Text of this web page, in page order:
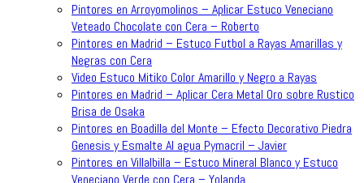
Pintores en Arroyomolinos – Aplicar Estuco Veneciano
Veteado Chocolate con Cera – Roberto
Pintores en Madrid – Estuco Futbol a Rayas Amarillas y
Negras con Cera
Video Estuco Mitiko Color Amarillo y Negro a Rayas
Pintores en Madrid – Aplicar Cera Metal Oro sobre Rustico
Brisa de Osaka
Pintores en Boadilla del Monte – Efecto Decorativo Piedra
Genesis y Esmalte Al agua Pymacril – Javier
Pintores en Villalbilla – Estuco Mineral Blanco y Estuco
Veneciano Verde con Cera – Yolanda